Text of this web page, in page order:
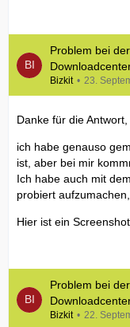
Problem bei
Bizkit 23.
Danke für die Antwort,
ich habe genauso
ist, aber bei mir
Ich habe auch mit
probiert
Hier ist ein
Problem bei
Bizkit 22.